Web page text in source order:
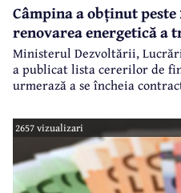
Câmpina a obținut
renovarea energetică a
Ministerul Dezvoltării,
a publicat lista cererilor de
urmerază a se încheia
Național de Redresare și
2657 vizualizari